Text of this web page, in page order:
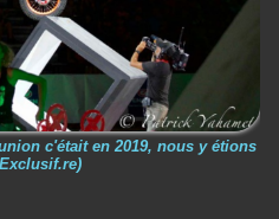
c'était en 2019, nous y étions